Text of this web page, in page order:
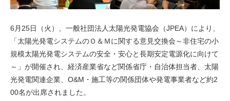
6月25日（火）、一般社団法人太陽光発電協会（JPEA）により、
「太陽光発電システムのＯ＆Ｍに関する意見交換会～非住宅の小
規模太陽光発電システムの安全・安心と長期安定電源化に向けて
～」が開催され、経済産業省など関係省庁・自治体担当者、太陽
光発電関連企業、O&M・施工等の関係団体や発電事業者など約2
00名が出席されました。